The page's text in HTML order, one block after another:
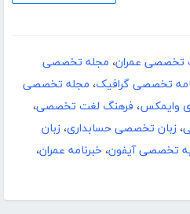
تخصصی عمران، مجله تخصصی
تخصصی گرافیک، مجله تخصصی
وایمکس، فرهنگ لغت تخصصی،
، زبان تخصصی حسابداری، زبان
تخصصی آیفون، خبرنامه عمران،